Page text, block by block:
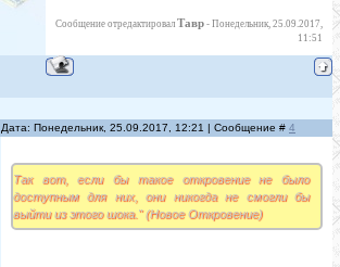
Сообщение отредактировал Тавр - Понедельник, 25.09.2017,
11:51
Дата: Понедельник, 25.09.2017, 12:21 | Сообщение # 4
Так вот, если бы такое откровение не было
доступным для них, они никогда не смогли бы
выйти из этого шока." (Новое Откровение)